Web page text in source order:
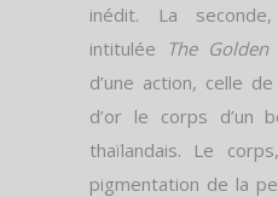
inédit. La
intitulée
The Golden
d’une action, celle
d’or le corps d’un
thaïlandais. Le
pigmentation de la